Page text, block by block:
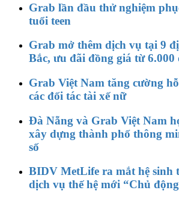
Grab lần đầu thử nghiệm
tuổi teen
Grab mở thêm dịch vụ tại 9
Bắc, ưu đãi đồng giá từ 6.000
Grab Việt Nam tăng cường
các đối tác tài xế nữ
Đà Nẵng và Grab Việt Nam
xây dựng thành phố thông
số
BIDV MetLife ra mắt hệ sinh
dịch vụ thế hệ mới “Chủ